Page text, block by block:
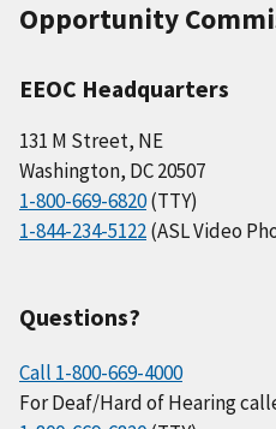
Opportunity
EEOC Headquarters
131 M Street, NE
Washington, DC 20507
1-800-669-6820(TTY)
1-844-234-5122(ASL Video
Questions?
Call 1-800-669-4000
For Deaf/Hard of Hearing